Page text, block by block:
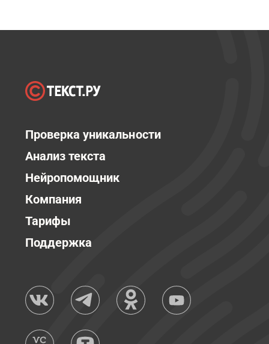
Проверка уникальности
Анализ текста
Нейропомощник
Компания
Тарифы
Поддержка